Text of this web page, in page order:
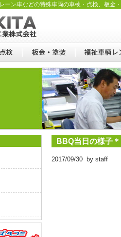
ーン車などの特殊車両の車検・点検、板金
BBQ当日の様子
2017/09/30 by staff